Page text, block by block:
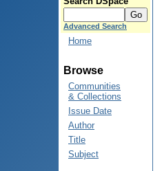
Advanced Search
Home
Browse
Communities
& Collections
Issue Date
Author
Title
Subject